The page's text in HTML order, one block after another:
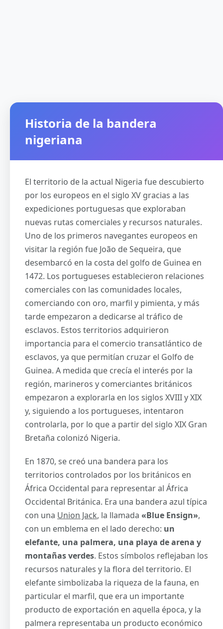
Historia de la bandera
nigeriana
El territorio de la actual Nigeria fue descubierto
por los europeos en el siglo XV gracias a las
expediciones portuguesas que exploraban
nuevas rutas comerciales y recursos naturales.
Uno de los primeros navegantes europeos en
visitar la región fue João de Sequeira, que
desembarcó en la costa del golfo de Guinea en
1472. Los portugueses establecieron relaciones
comerciales con las comunidades locales,
comerciando con oro, marfil y pimienta, y más
tarde empezaron a dedicarse al tráfico de
esclavos. Estos territorios adquirieron
importancia para el comercio transatlántico de
esclavos, ya que permitían cruzar el Golfo de
Guinea. A medida que crecía el interés por la
región, marineros y comerciantes británicos
empezaron a explorarla en los siglos XVIII y XIX
y, siguiendo a los portugueses, intentaron
controlarla, por lo que a partir del siglo XIX Gran
Bretaña colonizó Nigeria.
En 1870, se creó una bandera para los
territorios controlados por los británicos en
África Occidental para representar al África
Occidental Británica. Era una bandera azul típica
con una Union Jack, la llamada «Blue Ensign»,
con un emblema en el lado derecho: un
elefante, una palmera, una playa de arena y
montañas verdes. Estos símbolos reflejaban los
recursos naturales y la flora del territorio. El
elefante simbolizaba la riqueza de la fauna, en
particular el marfil, que era un importante
producto de exportación en aquella época, y la
palmera representaba un producto económico